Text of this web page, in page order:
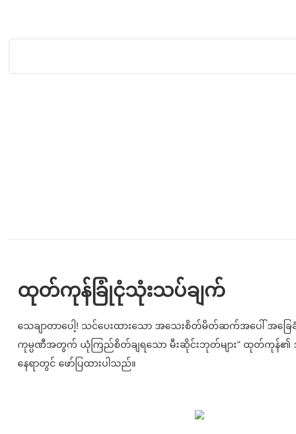
ထုတ်ကုန်ခြုံငုံသုံးသပ်ချက်
သေချာတာပေါ့! သင်ပေးထားသော အသေးစိတ်မိတ်ဆက်အပေါ် အခြေခံ၍
ကုမ္ပဏီအတွက် ယုံကြည်စိတ်ချရသော မီးဆိုင်းဘုတ်များ” ထုတ်ကုန်၏
နေရာတွင် ဖော်ပြထားပါသည်။